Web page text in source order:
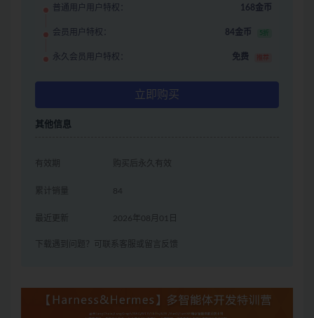
普通用户用户特权： 168金币
会员用户特权： 84金币 5折
永久会员用户特权： 免费 推荐
立即购买
其他信息
有效期 购买后永久有效
累计销量 84
最近更新 2026年08月01日
下载遇到问题？可联系客服或留言反馈